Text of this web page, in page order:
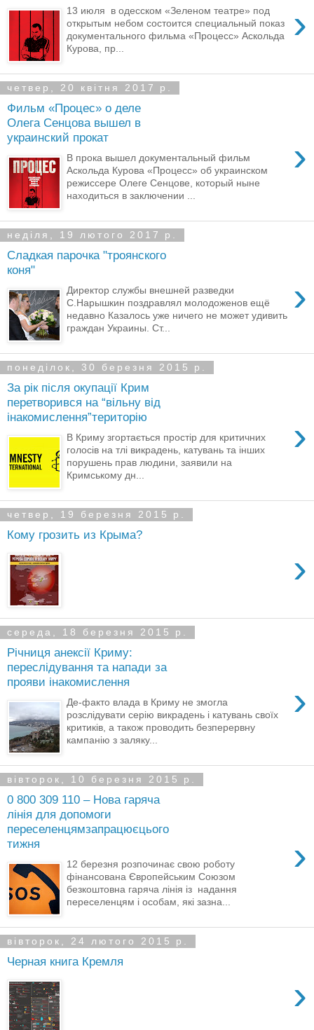
›
13 июля в одесском «Зеленом театре» под
открытым небом состоится специальный показ
документального фильма «Процесс» Аскольда
Курова, пр...
четвер, 20 квітня 2017 р.
Фильм «Процес» о деле
Олега Сенцова вышел в
украинский прокат
›
В прока вышел документальный фильм
Аскольда Курова «Процесс» об украинском
режиссере Олеге Сенцове, который ныне
находиться в заключении ...
неділя, 19 лютого 2017 р.
Сладкая парочка "троянского
коня"
›
Директор службы внешней разведки
С.Нарышкин поздравлял молодоженов ещё
недавно Казалось уже ничего не может удивить
граждан Украины. Ст...
понеділок, 30 березня 2015 р.
За рік після окупації Крим
перетворився на “вільну від
інакомислення”територію
›
В Криму згортається простір для критичних
голосів на тлі викрадень, катувань та інших
порушень прав людини, заявили на
Кримському дн...
четвер, 19 березня 2015 р.
Кому грозить из Крыма?
›
середа, 18 березня 2015 р.
Річниця анексії Криму:
переслідування та напади за
прояви інакомислення
›
Де-факто влада в Криму не змогла
розслідувати серію викрадень і катувань своїх
критиків, а також проводить безперервну
кампанію з заляку...
вівторок, 10 березня 2015 р.
0 800 309 110 – Нова гаряча
лінія для допомоги
переселенцямзапрацюєцього
тижня
›
12 березня розпочинає свою роботу
фінансована Європейським Союзом
безкоштовна гаряча лінія із надання
переселенцям і особам, які зазна...
вівторок, 24 лютого 2015 р.
Черная книга Кремля
›